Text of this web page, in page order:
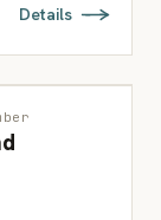
Details